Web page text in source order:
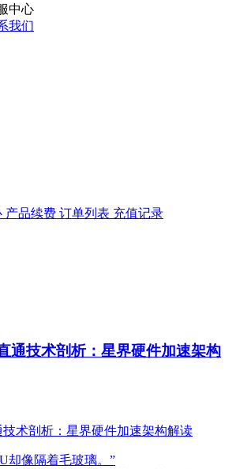
中心
我们
产品续费 订单列表 充值记录
通技术剖析：星界硬件加速架构
术剖析：星界硬件加速架构解读
却像隔着毛玻璃。”